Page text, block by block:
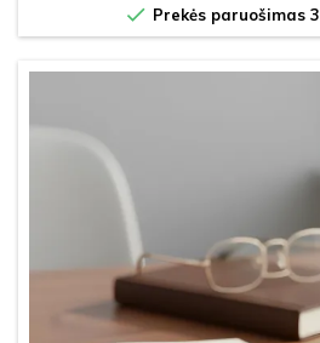
 Prekės paruošimas